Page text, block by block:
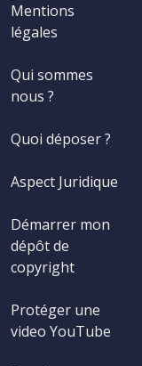
Mentions
légales
Qui sommes
nous ?
Quoi déposer ?
Aspect Juridique
Démarrer mon
dépôt de
copyright
Protéger une
video YouTube